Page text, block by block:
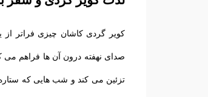
کویر گردی کاشان چیزی فراتر
صدای نهفته درون آن ها فراهم
تزئین می کند و شب ‌هایی که